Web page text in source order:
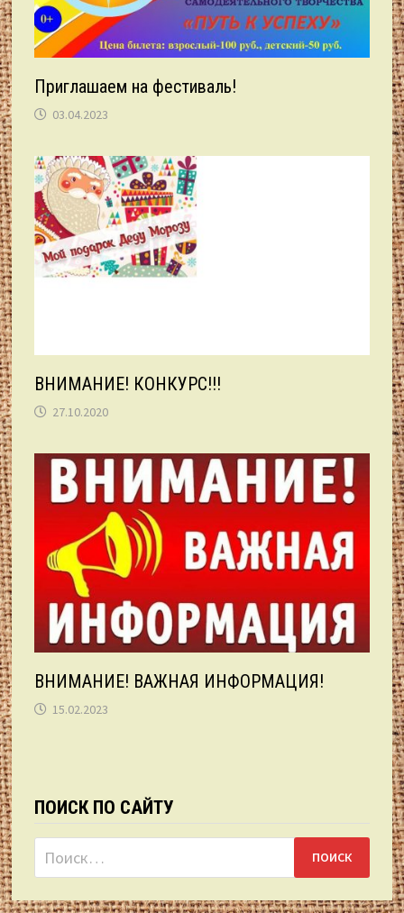
Приглашаем на фестиваль!
03.04.2023
ВНИМАНИЕ! КОНКУРС!!!
27.10.2020
ВНИМАНИЕ! ВАЖНАЯ ИНФОРМАЦИЯ!
15.02.2023
ПОИСК ПО САЙТУ
Найти: